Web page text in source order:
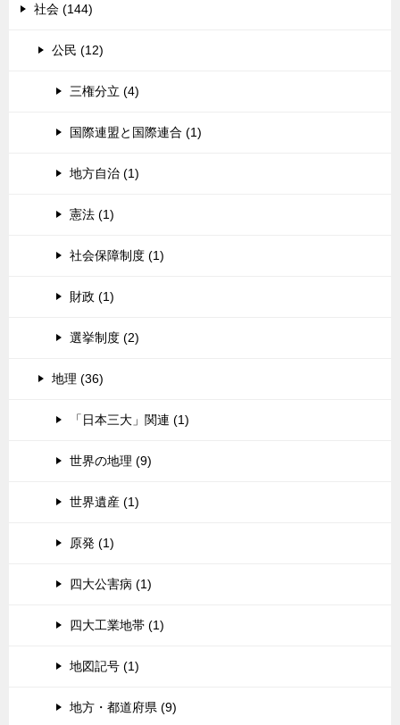
社会 (144)
公民 (12)
三権分立 (4)
国際連盟と国際連合 (1)
地方自治 (1)
憲法 (1)
社会保障制度 (1)
財政 (1)
選挙制度 (2)
地理 (36)
「日本三大」関連 (1)
世界の地理 (9)
世界遺産 (1)
原発 (1)
四大公害病 (1)
四大工業地帯 (1)
地図記号 (1)
地方・都道府県 (9)